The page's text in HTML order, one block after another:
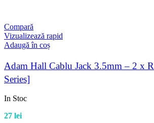
Compară
Vizualizează rapid
Adaugă în coș
Adam Hall Cablu Jack 3.5mm – 2 x
Series]
In Stoc
27 lei